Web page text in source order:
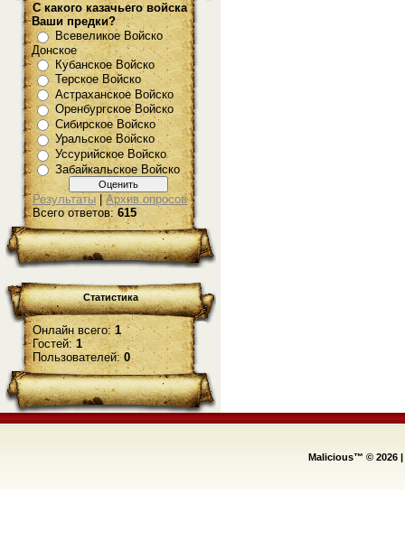
С какого казачьего войска
Ваши предки?
Всевеликое Войско
Донское
Кубанское Войско
Терское Войско
Астраханское Войско
Оренбургское Войско
Сибирское Войско
Уральское Войско
Уссурийское Войско
Забайкальское Войско
Результаты|Архив опросов
Всего ответов:615
Статистика
Онлайн всего:1
Гостей:1
Пользователей:0
Malicious™ © 2026